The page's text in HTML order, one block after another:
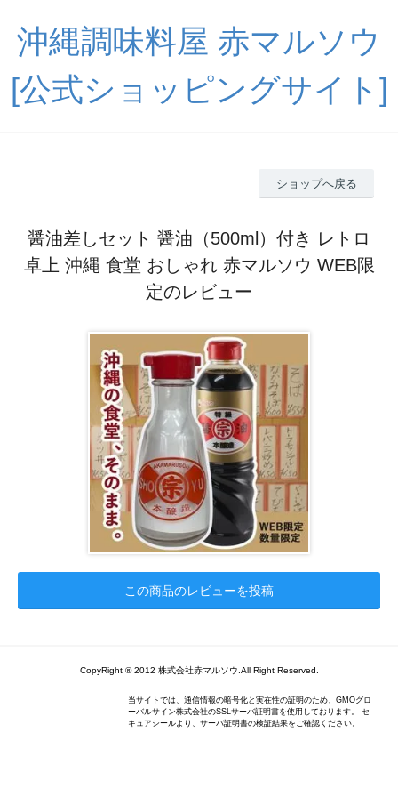
沖縄調味料屋 赤マルソウ
[公式ショッピングサイト]
ショップへ戻る
醤油差しセット 醤油（500ml）付き レトロ
卓上 沖縄 食堂 おしゃれ 赤マルソウ WEB限
定のレビュー
この商品のレビューを投稿
CopyRight ® 2012 株式会社赤マルソウ.All Right Reserved.
当サイトでは、通信情報の暗号化と実在性の証明のため、GMOグロ
ーバルサイン株式会社のSSLサーバ証明書を使用しております。 セ
キュアシールより、サーバ証明書の検証結果をご確認ください。